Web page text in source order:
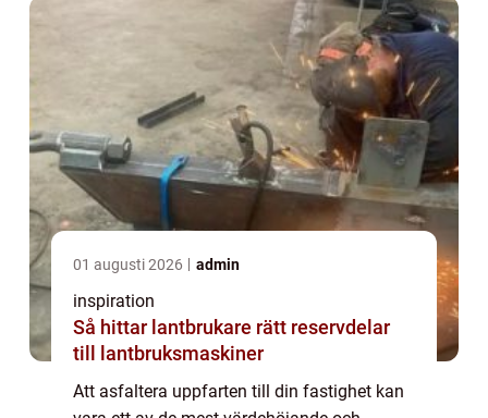
01 augusti 2026 admin
inspiration
Så hittar lantbrukare rätt reservdelar
till lantbruksmaskiner
Att asfaltera uppfarten till din fastighet kan